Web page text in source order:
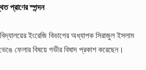
প্রাণের স্পন্দন
ইংরেজি বিভাগের অধ্যাপক সিরাজুল ইসলাম
ফেলার বিষয়ে গভীর বিষাদ প্রকাশ করেছেন।